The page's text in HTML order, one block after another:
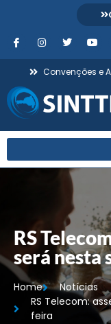
Convenções e
RS
será nesta
Home
Notícias
RS Telecom:
feira